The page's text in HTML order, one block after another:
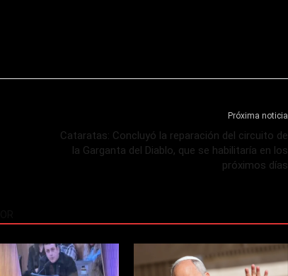
Próxima noticia
Cataratas: Concluyó la reparación del circuito de
la Garganta del Diablo, que se habilitaría en los
próximos días